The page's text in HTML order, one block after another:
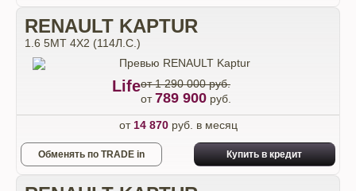
RENAULT KAPTUR
1.6 5MT 4X2 (114Л.С.)
Lifeот 1 290 000 руб.
от789 900 руб.
от 14 870руб. в месяц
Обменять по TRADE in Купить в кредит